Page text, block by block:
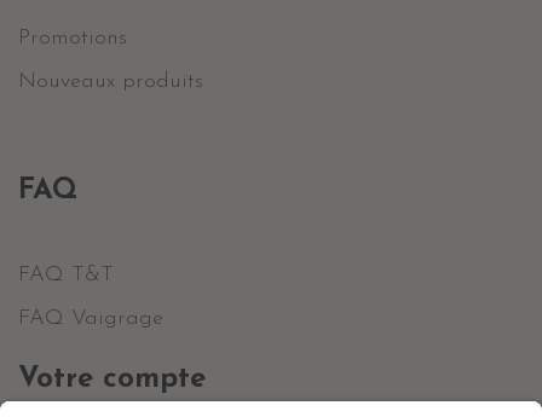
Promotions
Nouveaux produits
FAQ
FAQ T&T
FAQ Vaigrage
Votre compte